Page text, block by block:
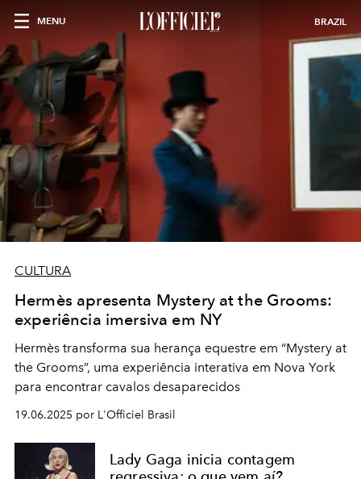
MENU BRAZIL
CULTURA
Hermès apresenta Mystery at the Grooms:
experiência imersiva em NY
Hermès transforma sua herança equestre em “Mystery at
the Grooms”, uma experiência interativa em Nova York
para encontrar cavalos desaparecidos
19.06.2025 por L'Officiel Brasil
Lady Gaga inicia contagem